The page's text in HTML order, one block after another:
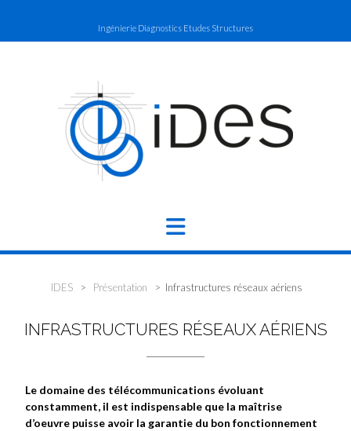
Ingénierie Diagnostics Etudes Structures
IDES > Présentation > Infrastructures réseaux aériens
INFRASTRUCTURES RÉSEAUX AÉRIENS
Le domaine des télécommunications évoluant
constamment, il est indispensable que la maîtrise
d’oeuvre puisse avoir la garantie du bon fonctionnement